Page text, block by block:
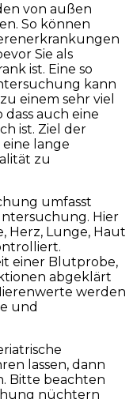
von außen
So können
Sie als
ist. Eine so
kann
einem sehr viel
auch eine
ist. Ziel der
lange
zu
umfasst
Hier
Herz, Lunge, Haut
einer Blutprobe,
abgeklärt
werden
und
lassen, dann
Bitte beachten
nüchtern